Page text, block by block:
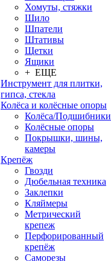
Хомуты, стяжки
Шило
Шпатели
Штативы
Щетки
Ящики
+ ЕЩЕ
Инструмент для плитки,
гипса, стекла
Колёса и колёсные опоры
Колёса/Подшибники
Колёсные опоры
Покрышки, шины,
камеры
Крепёж
Гвозди
Дюбельная техника
Заклепки
Кляймеры
Метрический
крепеж
Перфорированный
крепёж
Саморезы